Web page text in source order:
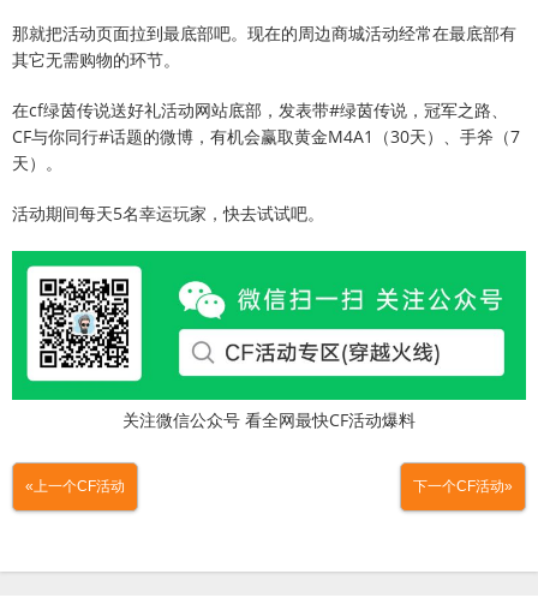
那就把活动页面拉到最底部吧。现在的周边商城活动经常在最底部有
其它无需购物的环节。
在cf绿茵传说送好礼活动网站底部，发表带#绿茵传说，冠军之路、
CF与你同行#话题的微博，有机会赢取黄金M4A1（30天）、手斧（7
天）。
活动期间每天5名幸运玩家，快去试试吧。
关注微信公众号 看全网最快CF活动爆料
«上一个CF活动 下一个CF活动»